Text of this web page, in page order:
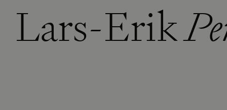
KONTAKTA OSS
HÅLLBARHET
Lars-Erik